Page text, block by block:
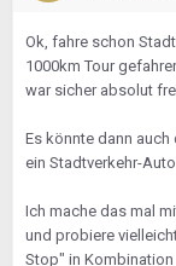
Ok, fahre schon
1000km Tour
war sicher absolut
Es könnte dann
ein Stadtverkehr-
Ich mache das mal
und probiere
Stop" in